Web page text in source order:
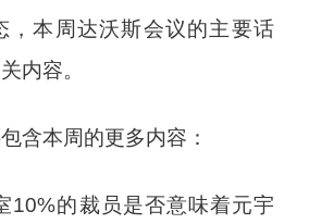
，本周达沃斯会议的主要话
内容。
含本周的更多内容：
10%的裁员是否意味着元宇